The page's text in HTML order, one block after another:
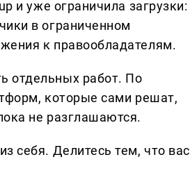
и уже ограничила загрузки:
в ограниченном
к правообладателям.
отдельных работ. По
которые сами решат,
не разглашаются.
себя. Делитеcь тем, что вас